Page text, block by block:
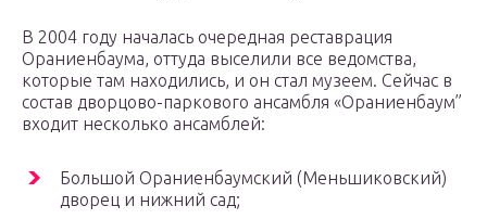
В 2004 году началась очередная реставрация
Ораниенбаума, оттуда выселили все ведомства,
которые там находились, и он стал музеем. Сейчас в
состав дворцово-паркового ансамбля «Ораниенбаум”
входит несколько ансамблей:
Большой Ораниенбаумский (Меньшиковский)
дворец и нижний сад;